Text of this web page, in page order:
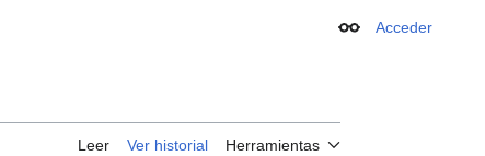
Apariencia
Acceder
Leer Ver historial Herramientas